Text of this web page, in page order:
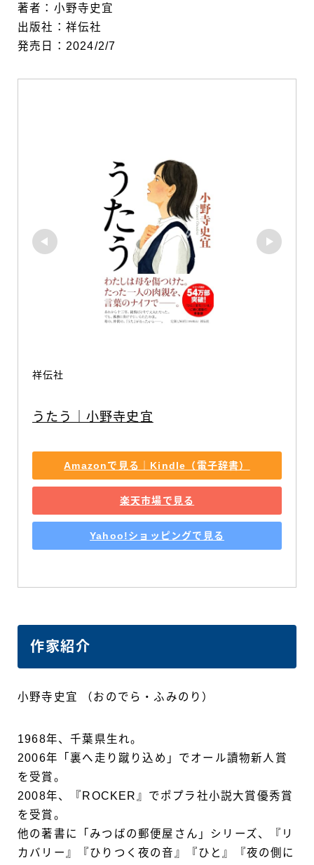
著者：小野寺史宜
出版社：祥伝社
発売日：2024/2/7
祥伝社
うたう｜小野寺史宜
Amazonで見る｜Kindle（電子辞書）
楽天市場で見る
Yahoo!ショッピングで見る
作家紹介
小野寺史宜 （おのでら・ふみのり）
1968年、千葉県生れ。
2006年「裏へ走り蹴り込め」でオール讀物新人賞
を受賞。
2008年、『ROCKER』でポプラ社小説大賞優秀賞
を受賞。
他の著書に「みつばの郵便屋さん」シリーズ、『リ
カバリー』『ひりつく夜の音』『ひと』『夜の側に